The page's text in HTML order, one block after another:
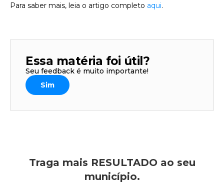
Para saber mais, leia o artigo completo aqui.
Essa matéria foi útil?
Seu feedback é muito importante!
Sim
Traga mais RESULTADO ao seu
município.